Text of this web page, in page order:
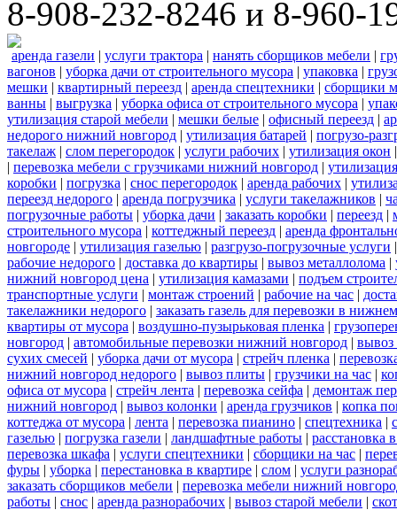
8-908-232-8246 и 8-960-
аренда газели | услуги трактора | нанять сборщиков мебели |
вагонов | уборка дачи от строительного мусора | упаковка |
мешки | квартирный переезд | аренда спецтехники | сборщики
ванны | выгрузка | уборка офиса от строительного мусора |
утилизация старой мебели | мешки белые | офисный переезд |
недорого нижний новгород | утилизация батарей | погрузо-
такелаж | слом перегородок | услуги рабочих | утилизация окон
| перевозка мебели с грузчиками нижний новгород |
коробки | погрузка | снос перегородок | аренда рабочих |
переезд недорого | аренда погрузчика | услуги такелажников |
погрузочные работы | уборка дачи | заказать коробки | переезд |
строительного мусора | коттеджный переезд | аренда
новгороде | утилизация газелью | разгрузо-погрузочные услуги
рабочие недорого | доставка до квартиры | вывоз металлолома |
нижний новгород цена | утилизация камазами | подъем
транспортные услуги | монтаж строений | рабочие на час |
такелажники недорого | заказать газель для перевозки в
квартиры от мусора | воздушно-пузырьковая пленка |
новгород | автомобильные перевозки нижний новгород | вывоз
сухих смесей | уборка дачи от мусора | стрейч пленка |
нижний новгород недорого | вывоз плиты | грузчики на час |
офиса от мусора | стрейч лента | перевозка сейфа | демонтаж
нижний новгород | вывоз колонки | аренда грузчиков | копка
коттеджа от мусора | лента | перевозка пианино | спецтехника |
газелью | погрузка газели | ландшафтные работы | расстановка
перевозка шкафа | услуги спецтехники | сборщики на час |
фуры | уборка | перестановка в квартире | слом | услуги
заказать сборщиков мебели | перевозка мебели нижний
работы | снос | аренда разнорабочих | вывоз старой мебели |